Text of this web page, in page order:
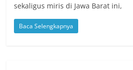
sekaligus miris di Jawa Barat ini,
Baca Selengkapnya